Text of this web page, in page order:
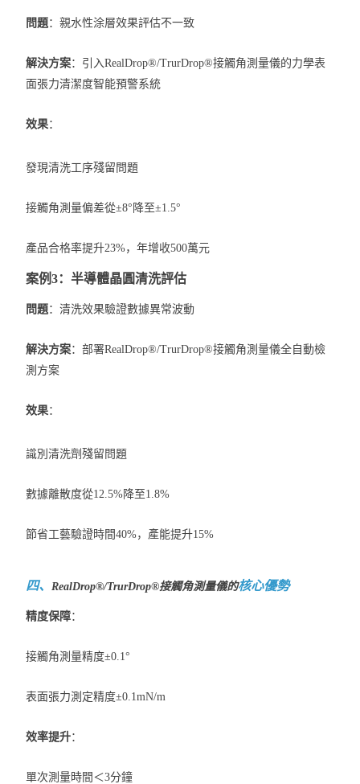
問題：親水性涂層效果評估不一致
解決方案：引入RealDrop®/TrurDrop®接觸角測量儀的力學表
面張力清潔度智能預警系統
效果：
發現清洗工序殘留問題
接觸角測量偏差從±8°降至±1.5°
產品合格率提升23%，年增收500萬元
案例3：半導體晶圓清洗評估
問題：清洗效果驗證數據異常波動
解決方案：部署RealDrop®/TrurDrop®接觸角測量儀全自動檢
測方案
效果：
識別清洗劑殘留問題
數據離散度從12.5%降至1.8%
節省工藝驗證時間40%，產能提升15%
四、 RealDrop®/TrurDrop®接觸角測量儀的核心優勢
精度保障：
接觸角測量精度±0.1°
表面張力測定精度±0.1mN/m
效率提升：
單次測量時間＜3分鐘